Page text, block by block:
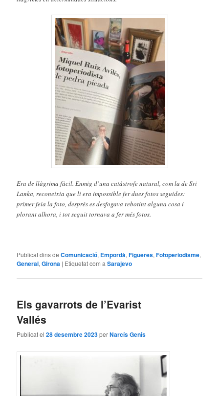
Era de llàgrima fàcil. Enmig d’una catàstrofe natural, com la de Sri
Lanka, reconeixia que li era impossible fer dues fotos seguides:
primer feia la foto, després es desfogava rebotint alguna cosa i
plorant alhora, i tot seguit tornava a fer més fotos.
Publicat dins de Comunicació, Empordà,Figueres,Fotoperiodisme,
General,Girona | Etiquetat com a Sarajevo
Els gavarrots de l’Evarist
Vallés
Publicat el28 desembre 2023perNarcís Genís